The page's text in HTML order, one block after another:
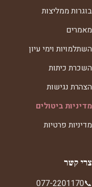
בוגרות ממליצות
מאמרים
השתלמויות וימי עיון
השכרת כיתות
הצהרת נגישות
מדיניות ביטולים
מדיניות פרטיות
צרי קשר
📞
077-2201170